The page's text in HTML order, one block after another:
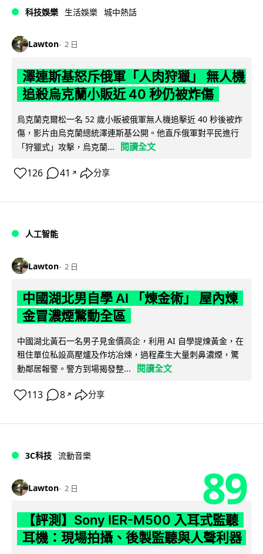
科技娛樂 生活娛樂 城中熱話
Lawton 2 日
澤連斯基怒斥俄軍「人肉狩獵」 無人機
追殺烏克蘭小販近 40 秒仍被炸傷
烏克蘭克爾松一名 52 歲小販被俄軍無人機追擊近 40 秒後被炸
傷，影片由烏克蘭總統澤連斯基公開。他直斥俄軍對平民進行
「狩獵式」攻擊，烏克蘭...
閱讀全文
126 41 ↗ 分享
人工智能
Lawton 2 日
中國湖北男自學 AI 「煉金術」 屋內煉
金冒濃煙驚動全區
中國湖北黃石一名男子見金價高企，利用 AI 自學提煉黃金，在
租住單位私設高壓爐及作坊冶煉，過程產生大量刺鼻濃煙，驚
動鄰居報警。警方到場揭發整...
閱讀全文
113 8 ↗ 分享
3C科技 流動音樂
Lawton 2 日 89
【評測】Sony IER-M500 入耳式監聽
耳機：現場拍攝、後製監聽與人聲利器